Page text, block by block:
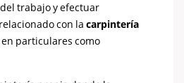
trabajo y efectuar
con la carpintería
particulares como